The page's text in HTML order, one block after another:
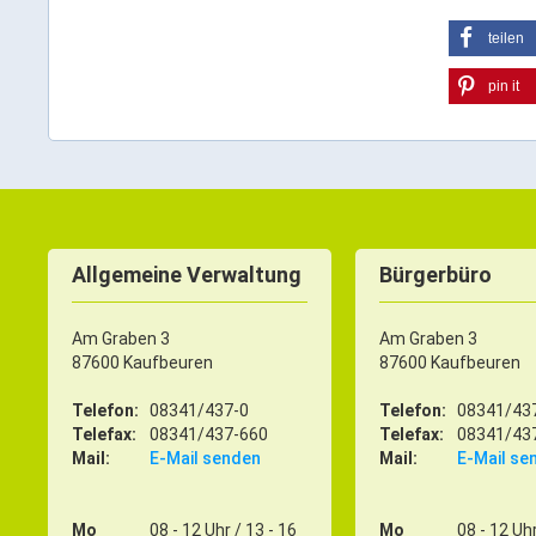
teilen
pin it
Allgemeine Verwaltung
Am Graben 3
87600 Kaufbeuren
Telefon:
08341/437-0
Telefax:
08341/437-660
Mail:
E-Mail senden
Mo 08 - 12 Uhr / 13 - 16
Bürgerbüro
Am Graben 3
87600 Kaufbeuren
Telefon:
08341/
Telefax:
08341/
Mail:
E-Mail
Mo 08 - 12